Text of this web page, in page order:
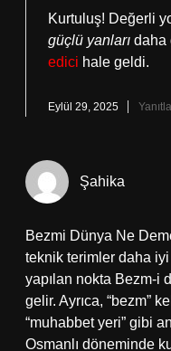
Kurtuluş! Değerli
güçlü yanları daha
edici hale geldi.
Eylül 29, 2025 Yanıtla
Şahika
Bezmi Dünya Ne
teknik terimler daha iyi
yapılan nokta Bezm-i
gelir. Ayrıca, “bezm”
“muhabbet yeri” gibi
Osmanlı döneminde